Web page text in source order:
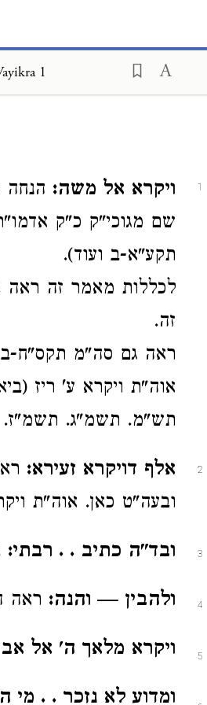
1
1 ויקרא אל משה:
תקע"א-ב ועוד).
לכללות מאמר זה
זה.
ראה גם סה"מ תקס"ח-
אוה"ת ויקרא ע' ריז
תש"מ. תשמ"ג. תשמ"ז.
2 אלף דויקרא זעירא:
ובעה"ט כאן. אוה"ת
3 ובד"ה כתיב . . רבתי:
4 ולהבין — והנה: ראה
5 ויקרא מלאך ה' אל
ומדוע לא נזכר . . מי